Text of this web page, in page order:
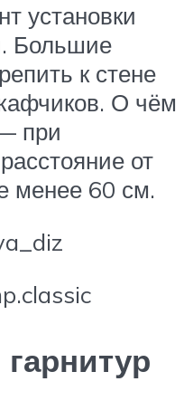
установки
Большие
к стене
О чём
при
от
менее 60 см.